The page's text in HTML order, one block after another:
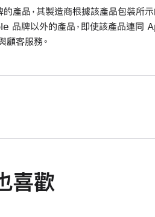
產品，其製造商根據該產品包裝所示
品牌以外的產品，即使該產品連同
顧客服務。
喜歡